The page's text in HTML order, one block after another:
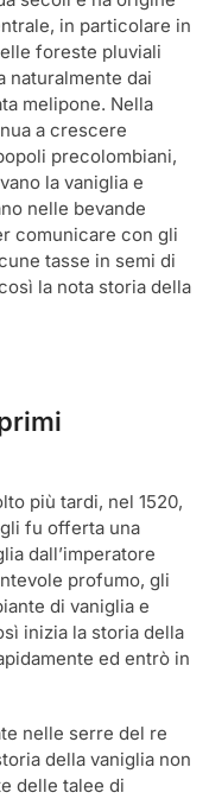
in particolare in
foreste pluviali
naturalmente dai
melipone. Nella
a crescere
precolombiani,
la vaniglia e
nelle bevande
comunicare con gli
tasse in semi di
la nota storia della
più tardi, nel 1520,
fu offerta una
dall’imperatore
profumo, gli
di vaniglia e
inizia la storia della
ed entrò in
nelle serre del re
della vaniglia non
delle talee di